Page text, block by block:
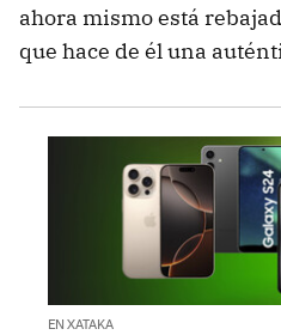
ahora mismo está
que hace de él una
EN XATAKA